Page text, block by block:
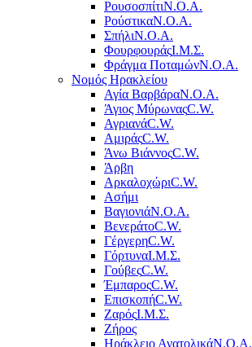
ΡουσοσπίτιΝ.Ο.Α.
ΡούστικαΝ.Ο.Α.
ΣπήλιΝ.Ο.Α.
ΦουρφουράςΙ.Μ.Σ.
Φράγμα ΠοταμώνΝ.Ο.Α.
Νομός Ηρακλείου
Αγία ΒαρβάραΝ.Ο.Α.
Άγιος ΜύρωναςC.W.
ΑγριανάC.W.
ΑμιράςC.W.
Άνω ΒιάννοςC.W.
Άρβη
ΑρκαλοχώριC.W.
Ασήμι
ΒαγιονιάΝ.Ο.Α.
ΒενεράτοC.W.
ΓέργερηC.W.
ΓόρτυναΙ.Μ.Σ.
ΓούβεςC.W.
ΈμπαροςC.W.
ΕπισκοπήC.W.
ΖαρόςΙ.Μ.Σ.
Ζήρος
Ηράκλειο ΑνατολικάΝ.Ο.Α.